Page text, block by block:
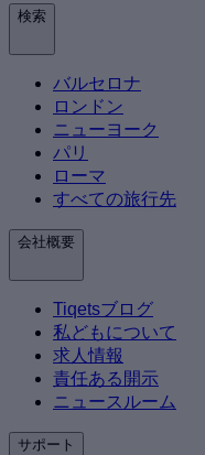
検索
バルセロナ
ロンドン
ニューヨーク
パリ
ローマ
すべての旅行先
会社概要
Tiqetsブログ
私どもについて
求人情報
責任ある開示
ニュースルーム
サポート